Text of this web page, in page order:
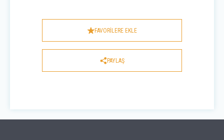
FAVORİLERE EKLE
PAYLAŞ